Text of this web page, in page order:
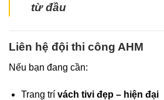
từ đầu
Liên hệ đội thi công AHM
Nếu bạn đang cần:
Trang trí vách tivi đẹp – hiện đại